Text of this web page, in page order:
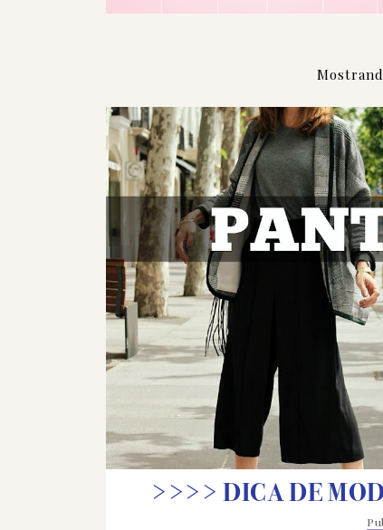
>>>> DICA DE